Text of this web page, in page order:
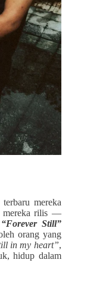
mereka
mereka rilis —
“Forever Still”
orang yang
in my heart”,
hidup dalam